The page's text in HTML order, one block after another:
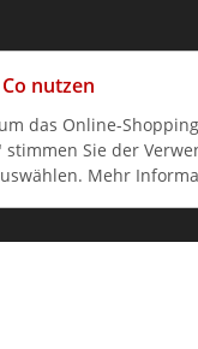
nutzen
das Online-
Sie der
Mehr